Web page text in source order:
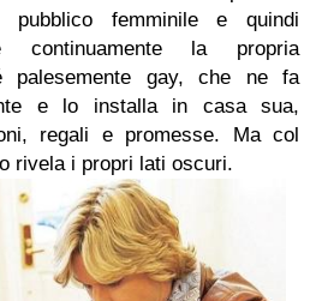
pubblico femminile e quindi
continuamente la propria
palesemente gay, che ne fa
e lo installa in casa sua,
regali e promesse.
Ma col
rivela i propri lati oscuri.